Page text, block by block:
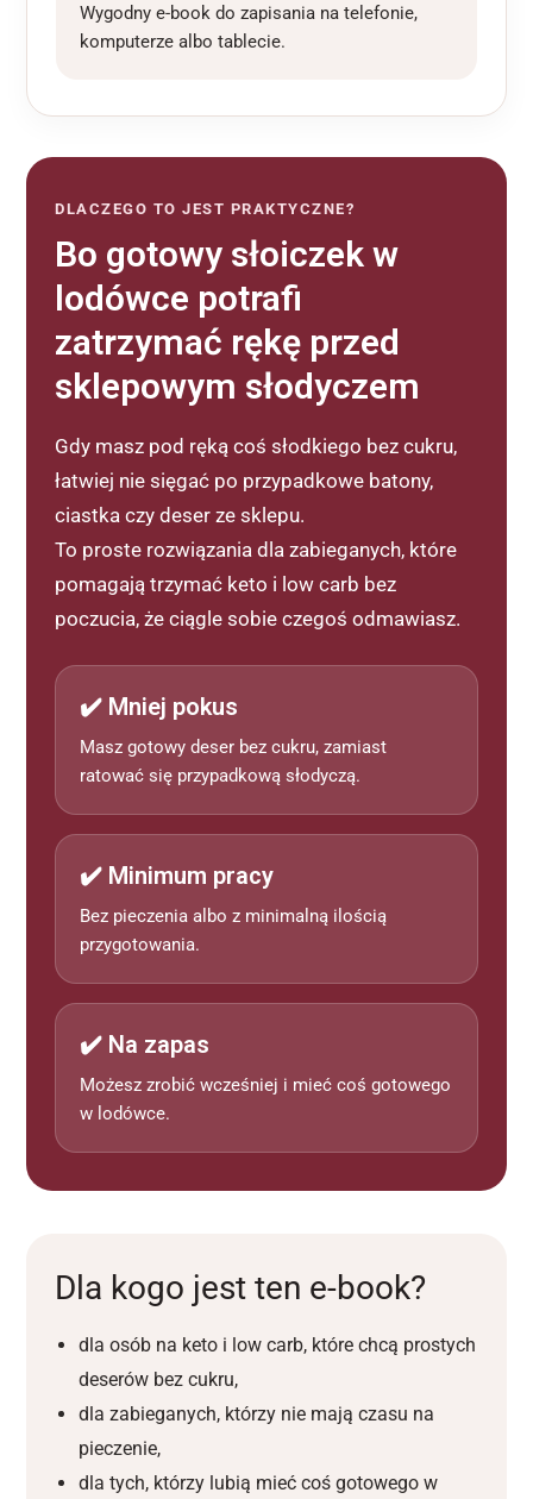
Wygodny e-book do zapisania na telefonie,
komputerze albo tablecie.
DLACZEGO TO JEST PRAKTYCZNE?
Bo gotowy słoiczek w
lodówce potrafi
zatrzymać rękę przed
sklepowym słodyczem
Gdy masz pod ręką coś słodkiego bez cukru,
łatwiej nie sięgać po przypadkowe batony,
ciastka czy deser ze sklepu.
To proste rozwiązania dla zabieganych, które
pomagają trzymać keto i low carb bez
poczucia, że ciągle sobie czegoś odmawiasz.
✔️ Mniej pokus
Masz gotowy deser bez cukru, zamiast
ratować się przypadkową słodyczą.
✔️ Minimum pracy
Bez pieczenia albo z minimalną ilością
przygotowania.
✔️ Na zapas
Możesz zrobić wcześniej i mieć coś gotowego
w lodówce.
Dla kogo jest ten e-book?
dla osób na keto i low carb, które chcą prostych
deserów bez cukru,
dla zabieganych, którzy nie mają czasu na
pieczenie,
dla tych, którzy lubią mieć coś gotowego w